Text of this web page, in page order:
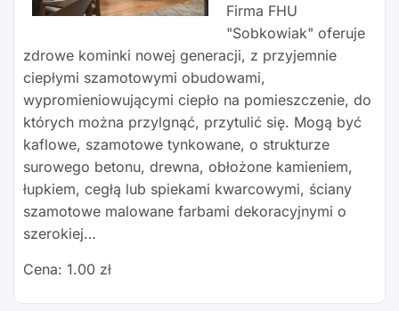
Firma FHU
"Sobkowiak" oferuje
zdrowe kominki nowej generacji, z przyjemnie
ciepłymi szamotowymi obudowami,
wypromieniowującymi ciepło na pomieszczenie, do
których można przylgnąć, przytulić się. Mogą być
kaflowe, szamotowe tynkowane, o strukturze
surowego betonu, drewna, obłożone kamieniem,
łupkiem, cegłą lub spiekami kwarcowymi, ściany
szamotowe malowane farbami dekoracyjnymi o
szerokiej…
Cena: 1.00 zł